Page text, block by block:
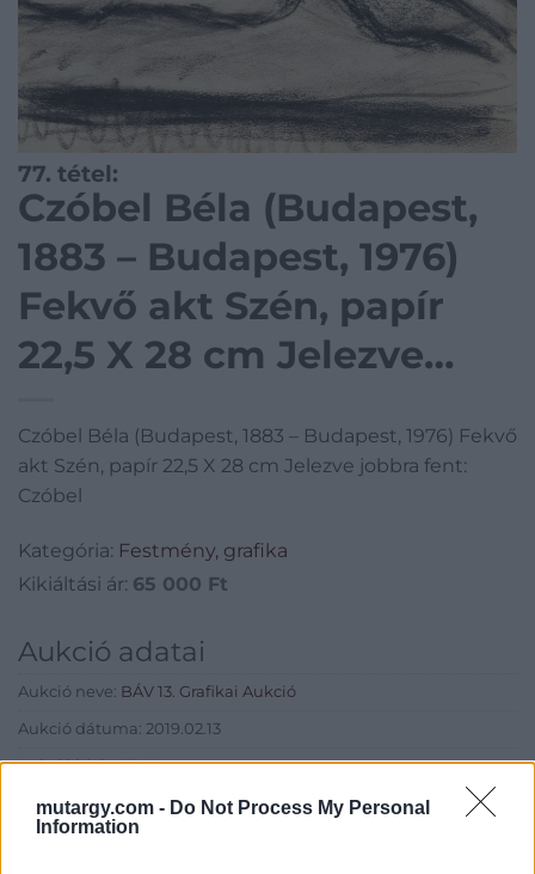
mutargy.com - Do Not Process My Personal
Information
77. tétel:
Czóbel Béla (Budapest,
1883 – Budapest, 1976)
Fekvő akt Szén, papír
22,5 X 28 cm Jelezve
Czóbel Béla (Budapest, 1883 – Budapest, 1976) Fekvő
akt Szén, papír 22,5 X 28 cm Jelezve jobbra fent:
Czóbel
Kategória: Festmény, grafika
Kikiáltási ár: 65 000 Ft
Aukció adatai
Aukció neve: BÁV 13. Grafikai Aukció
Aukció dátuma: 2019.02.13
Aukció ideje: 18:00
Aukció helye: BÁV Aukciósház Apszisterem (1052 Budapest,
Bécsi utca 3.)